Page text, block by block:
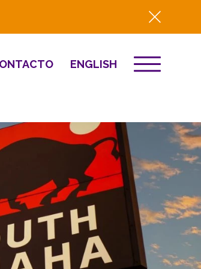
ENGLISH
Destino 2026
NOTICIAS
Prensa
Resumen del año
2025
Renovación y